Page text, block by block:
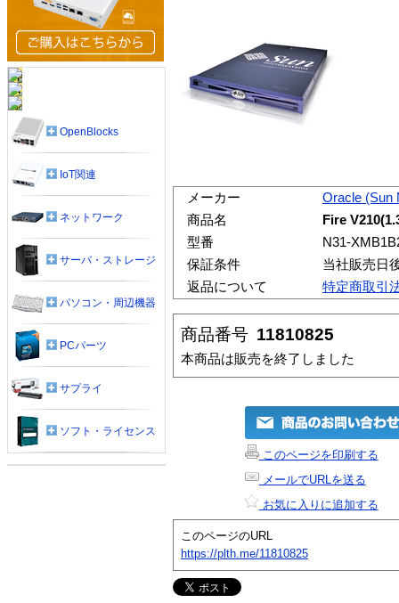
メーカー
Oracle (Sun
商品名
Fire
型番
N31-
保証条件
当社販売日
返品について
特定商取引
商品番号 11810825
本商品は販売を終了しました
このページを印刷する
メールでURLを送る
お気に入りに追加する
このページのURL
https://plth.me/11810825
OpenBlocks
IoT関連
ネットワーク
サーバ・ストレージ
パソコン・周辺機器
PCパーツ
サプライ
ソフト・ライセンス